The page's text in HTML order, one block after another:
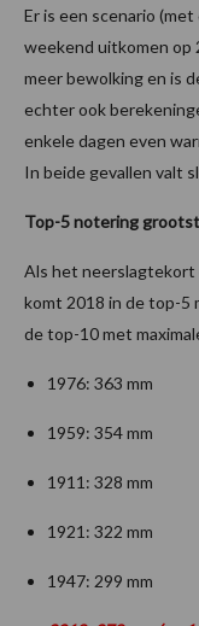
Er is een scenario
weekend uitkomen op
meer bewolking en is
echter ook
enkele dagen even
In beide gevallen valt
Top-5 notering
Als het neerslagtekort
komt 2018 in de top-
de top-10 met
1976: 363 mm
1959: 354 mm
1911: 328 mm
1921: 322 mm
1947: 299 mm